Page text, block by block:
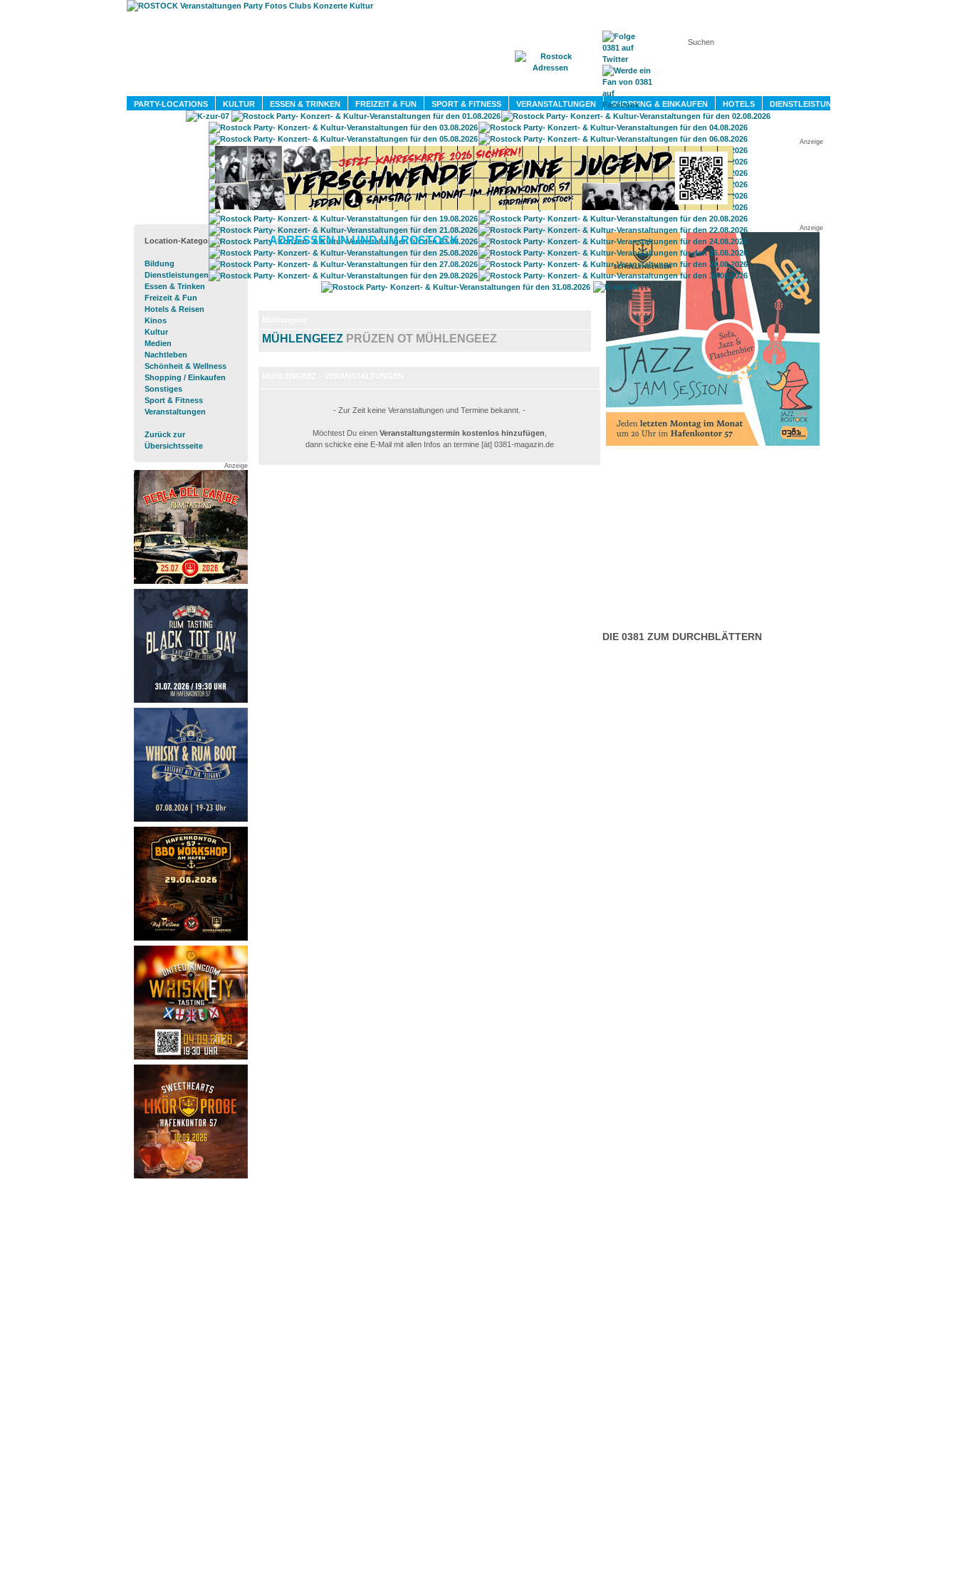
KONTAKT
PARTY-LOCATIONS KULTUR ESSEN & TRINKEN FREIZEIT & FUN SPORT & FITNESS VERANSTALTUNGEN SHOPPING & EINKAUFEN HOTELS DIENSTLEISTUNGEN
Anzeige
Location-Kategorien
Bildung
Dienstleistungen
Essen & Trinken
Freizeit & Fun
Hotels & Reisen
Kinos
Kultur
Medien
Nachtleben
Schönheit & Wellness
Shopping / Einkaufen
Sonstiges
Sport & Fitness
Veranstaltungen
Zurück zur
Übersichtsseite
Anzeige
Anzeige
DIE 0381 ZUM DURCHBLÄTTERN
ADRESSEN IN UND UM ROSTOCK
MÜHLENGEEZ PRÜZEN OT MÜHLENGEEZ
- Zur Zeit keine Veranstaltungen und Termine bekannt. -
Möchtest Du einen Veranstaltungstermin kostenlos hinzufügen
dann schicke eine E-Mail mit allen Infos an termine [ät] 0381-magazin.de